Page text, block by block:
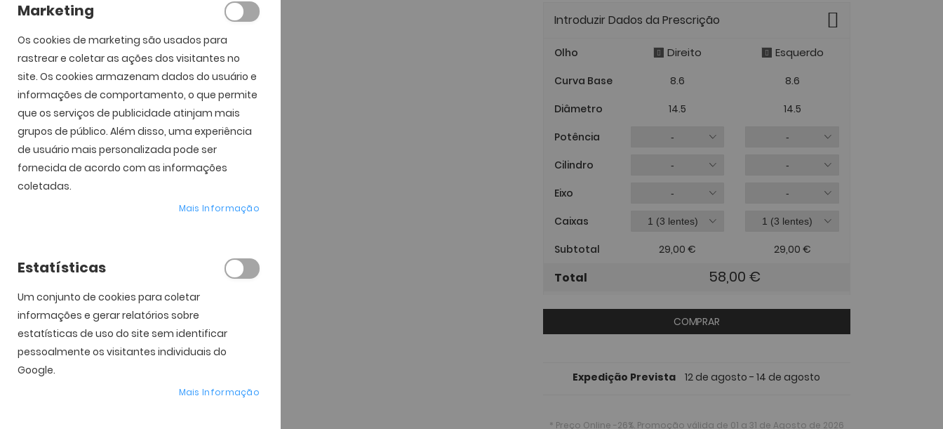
Introduzir Dados da Prescrição
Olho
Curva Base
Diâmetro
Potência
Cilindro
Eixo
Caixas
Subtotal
Direito
8.6
14.5
29,00 €
Esquerdo
8.6
14.5
29,00 €
Total 58,00 €
COMPRAR
Expedição Prevista 12 de agosto - 14 de agosto
* Preço Online -26%. Promoção válida de 01 a 31 de Agosto de 2026
Marketing
Os cookies de marketing são usados ​​para
rastrear e coletar as ações dos visitantes no
site. Os cookies armazenam dados do usuário e
informações de comportamento, o que permite
que os serviços de publicidade atinjam mais
grupos de público. Além disso, uma experiência
de usuário mais personalizada pode ser
fornecida de acordo com as informações
coletadas.
Mais Informação
Estatísticas
Um conjunto de cookies para coletar
informações e gerar relatórios sobre
estatísticas de uso do site sem identificar
pessoalmente os visitantes individuais do
Google.
Mais Informação